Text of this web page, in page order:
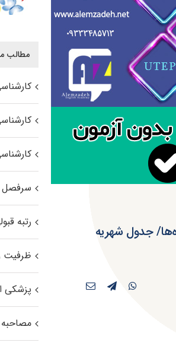
جدول شهریه
مطالب
سرفصل
رتبه
ظرفیت
پزشکی
مصاحبه